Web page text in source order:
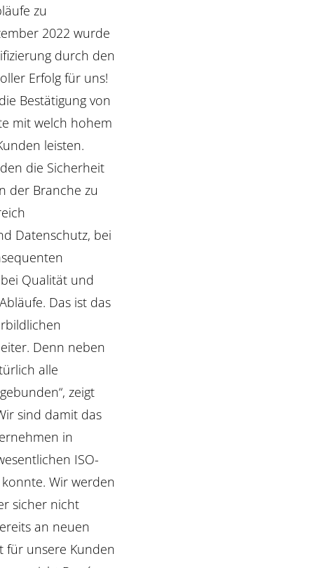
zu
2022 wurde
durch den
Erfolg für uns!
Bestätigung von
mit welch hohem
leisten.
die Sicherheit
der Branche zu
Datenschutz, bei
Qualität und
Das ist das
Denn neben
alle
zeigt
sind damit das
in
ISO-
Wir werden
sicher nicht
an neuen
für unsere Kunden